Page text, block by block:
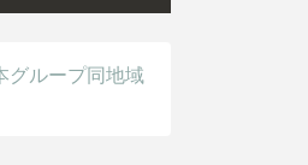
グループ同地域